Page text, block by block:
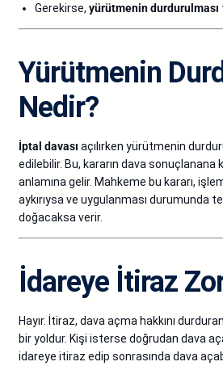
Gerekirse, yürütmenin durdurulması
Yürütmenin
Nedir?
İptal davası açılırken yürütmenin
edilebilir. Bu, kararın dava sonuçlanana
anlamına gelir. Mahkeme bu kararı,
aykırıysa ve uygulanması durumunda
doğacaksa verir.
İdareye İtiraz
Hayır. İtiraz, dava açma hakkını
bir yoldur. Kişi isterse doğrudan dava
idareye itiraz edip sonrasında dava